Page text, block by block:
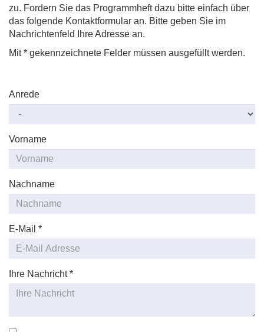
zu. Fordern Sie das Programmheft dazu bitte einfach über
das folgende Kontaktformular an. Bitte geben Sie im
Nachrichtenfeld Ihre Adresse an.
Mit * gekennzeichnete Felder müssen ausgefüllt werden.
Anrede
Vorname
Nachname
E-Mail *
Ihre Nachricht*